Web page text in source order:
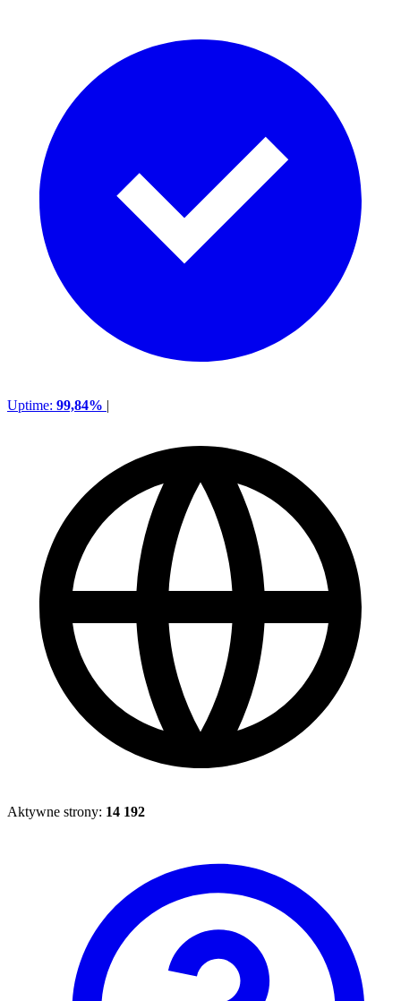
Uptime: 99,84% |
Aktywne strony: 14 192